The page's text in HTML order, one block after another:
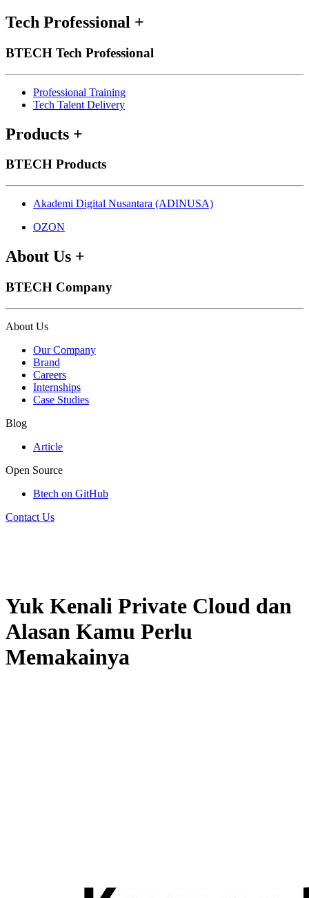
Tech Professional +
BTECH Tech Professional
Professional Training
Tech Talent Delivery
Products +
BTECH Products
Akademi Digital Nusantara (ADINUSA)
OZON
About Us +
BTECH Company
About Us
Our Company
Brand
Careers
Internships
Case Studies
Blog
Article
Open Source
Btech on GitHub
Contact Us
Yuk Kenali Private Cloud dan
Alasan Kamu Perlu
Memakainya